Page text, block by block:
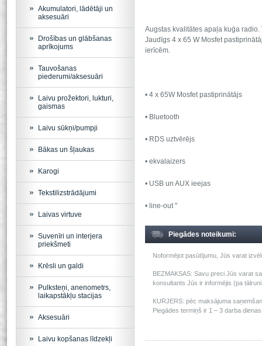
Augstas kvalitātes apaļa kuģa
Jaudīgs 4 x 65 W Mosfet
ierīcēm.
• 4 x 65W Mosfet pastiprinātājs
• Bluetooth
• RDS uztvērējs
• ekvalaizers
• USB un AUX ieejas
• line-out "
Piegādes noteikumi:
Noformējot pasūtījumu, Jūs varat
BEZMAKSAS: Savu preci Jūs varat
konsultants Jūs ir informējis (pa
KURJERS: pēc maksājuma
Piegādes termiņš ir 1 – 3 darba
Akumulatori, lādētāji un
aksesuāri
Drošības un glābšanas
aprīkojums
Tauvošanas
piederumi/aksesuāri
Laivu prožektori, lukturi,
gaismas
Laivu sūkņi/pumpji
Bākas un šļaukas
Karogi
Tekstilizstrādājumi
Laivas virtuve
Suvenīri un interjera
priekšmeti
Krēsli un galdi
Pulksteņi, anenometrs,
laikapstākļu stacijas
Aksesuāri
Laivu kopšanas līdzekļi